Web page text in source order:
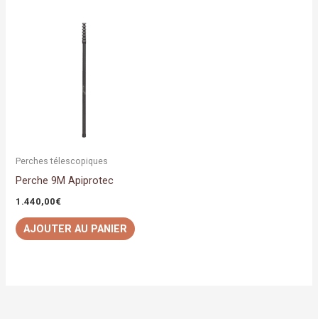
Perches télescopiques
Perche 9M Apiprotec
1.440,00€
AJOUTER AU PANIER